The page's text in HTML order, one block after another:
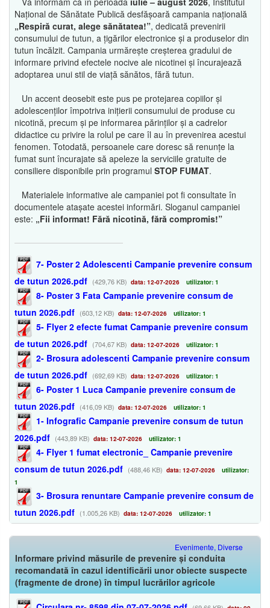
Național de Sănătate Publică desfășoară campania națională
„Respiră curat, alege sănătatea!”, dedicată prevenirii
consumului de tutun, a țigărilor electronice și a produselor din
tutun încălzit. Campania urmărește creșterea gradului de
informare privind efectele nocive ale nicotinei și încurajează
adoptarea unui stil de viață sănătos, fără tutun.
Un accent deosebit este pus pe protejarea copiilor și
adolescenților împotriva inițierii consumului de produse cu
nicotină, precum și pe informarea părinților și a cadrelor
didactice cu privire la rolul pe care îl au în prevenirea acestui
fenomen. Totodată, persoanele care doresc să renunțe la
fumat sunt încurajate să apeleze la serviciile gratuite de
consiliere disponibile prin programul STOP FUMAT.
Materialele informative ale campaniei pot fi consultate în
documentele atașate acestei informări. Sloganul campaniei
este: „Fii informat! Fără nicotină, fără compromis!”
7- Poster 2 Adolescenti Campanie prevenire consum
de tutun 2026.pdf (429,76 KB) data: 12-07-2026 utilizator: 1
8- Poster 3 Fata Campanie prevenire consum de
tutun 2026.pdf (603,12 KB) data: 12-07-2026 utilizator: 1
5- Flyer 2 efecte fumat Campanie prevenire consum
de tutun 2026.pdf (704,67 KB) data: 12-07-2026 utilizator: 1
2- Brosura adolescenti Campanie prevenire consum
de tutun 2026.pdf (692,69 KB) data: 12-07-2026 utilizator: 1
6- Poster 1 Luca Campanie prevenire consum de
tutun 2026.pdf (416,09 KB) data: 12-07-2026 utilizator: 1
1- Infografic Campanie prevenire consum de tutun
2026.pdf (443,89 KB) data: 12-07-2026 utilizator: 1
4- Flyer 1 fumat electronic_ Campanie prevenire
consum de tutun 2026.pdf (488,46 KB) data: 12-07-2026
utilizator:
1
3- Brosura renuntare Campanie prevenire consum de
tutun 2026.pdf (1.005,26 KB) data: 12-07-2026 utilizator: 1
Evenimente, Diverse
Informare privind măsurile de prevenire și conduita
recomandată în cazul identificării unor obiecte suspecte
(fragmente de drone) în timpul lucrărilor agricole